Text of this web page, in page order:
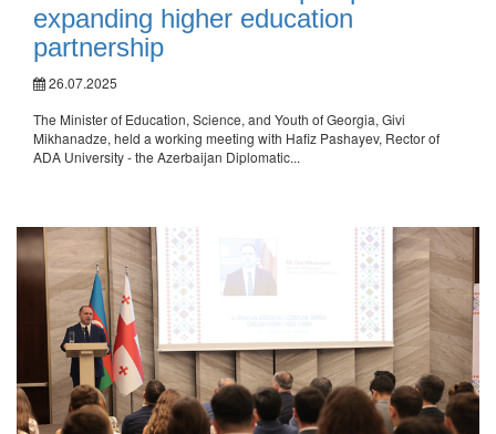
expanding higher education
partnership
26.07.2025
The Minister of Education, Science, and Youth of Georgia, Givi
Mikhanadze, held a working meeting with Hafiz Pashayev, Rector of
ADA University - the Azerbaijan Diplomatic...